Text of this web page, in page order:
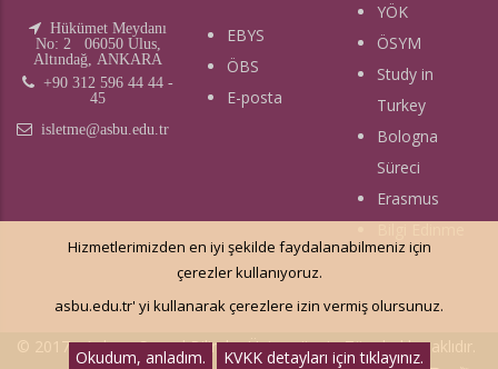
Hükümet Meydanı
No: 2 06050 Ulus,
Altındağ, ANKARA
+90 312 596 44 44 -
45
isletme@asbu.edu.tr
EBYS
ÖBS
E-posta
YÖK
ÖSYM
Study in
Turkey
Bologna
Süreci
Erasmus
© 2017 - Ankara Sosyal Bilimler Üniversitesi - Tüm hakkı saklıdır.
Hizmetlerimizden en iyi şekilde faydalanabilmeniz için
çerezler kullanıyoruz.
asbu.edu.tr' yi kullanarak çerezlere izin vermiş olursunuz.
Okudum, anladım. KVKK detayları için tıklayınız.